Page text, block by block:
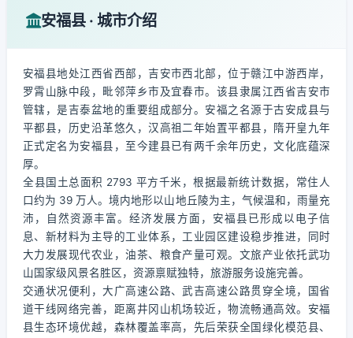
安福县 · 城市介绍
安福县地处江西省西部，吉安市西北部，位于赣江中游西岸，
罗霄山脉中段，毗邻萍乡市及宜春市。该县隶属江西省吉安市
管辖，是吉泰盆地的重要组成部分。安福之名源于古安成县与
平都县，历史沿革悠久，汉高祖二年始置平都县，隋开皇九年
正式定名为安福县，至今建县已有两千余年历史，文化底蕴深
厚。
全县国土总面积 2793 平方千米，根据最新统计数据，常住人
口约为 39 万人。境内地形以山地丘陵为主，气候温和，雨量充
沛，自然资源丰富。经济发展方面，安福县已形成以电子信
息、新材料为主导的工业体系，工业园区建设稳步推进，同时
大力发展现代农业，油茶、粮食产量可观。文旅产业依托武功
山国家级风景名胜区，资源禀赋独特，旅游服务设施完善。
交通状况便利，大广高速公路、武吉高速公路贯穿全境，国省
道干线网络完善，距离井冈山机场较近，物流畅通高效。安福
县生态环境优越，森林覆盖率高，先后荣获全国绿化模范县、